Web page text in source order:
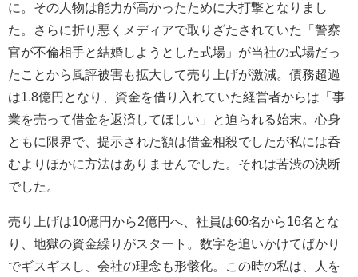
に。その人物は能力が高かったために大打撃となりまし
た。さらに折り悪くメディアで取りざたされていた「警察
官が不倫相手と結婚しようとした式場」が当社の式場だっ
たことから風評被害も拡大して売り上げが激減。債務超過
は1.8億円となり、資金を借り入れていた経営者からは「事
業を売って借金を返済してほしい」と迫られる始末。心身
ともに限界で、提示された額は借金相殺でしたが私には呑
むよりほかに方法はありませんでした。それは苦渋の決断
でした。
売り上げは10億円から2億円へ、社員は60名から16名とな
り、地獄の資金繰りがスタート。数字を追いかけてばかり
でギスギスし、会社の理念も形骸化。この時の私は、人を